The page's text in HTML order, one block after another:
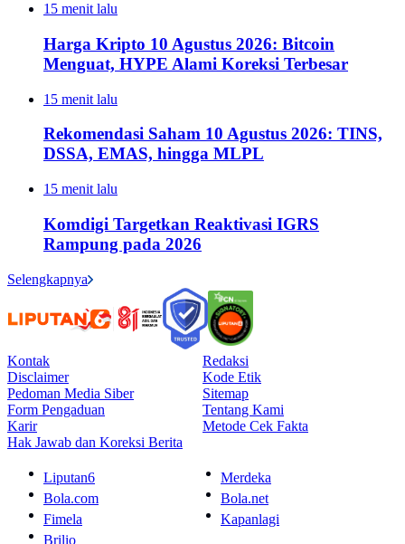
15 menit lalu
Harga Kripto 10 Agustus 2026: Bitcoin
Menguat, HYPE Alami Koreksi Terbesar
15 menit lalu
Rekomendasi Saham 10 Agustus 2026: TINS,
DSSA, EMAS, hingga MLPL
15 menit lalu
Komdigi Targetkan Reaktivasi IGRS
Rampung pada 2026
Selengkapnya
Kontak
Redaksi
Disclaimer
Kode Etik
Pedoman Media Siber
Sitemap
Form Pengaduan
Tentang Kami
Karir
Metode Cek Fakta
Hak Jawab dan Koreksi Berita
Liputan6
Merdeka
Bola.com
Bola.net
Fimela
Kapanlagi
Brilio